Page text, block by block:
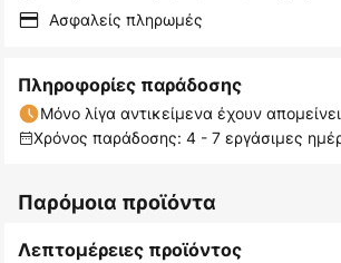
Ασφαλείς πληρωμές
Πληροφορίες παράδοσης
Μόνο λίγα αντικείμενα έχουν
Χρόνος παράδοσης: 4 - 7 εργάσιμες
Παρόμοια προϊόντα
Λεπτομέρειες προϊόντος